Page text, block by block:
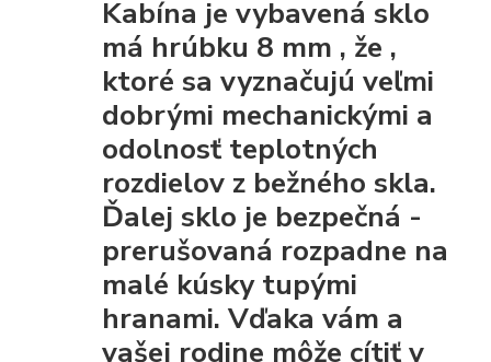
Kabína je vybavenásklo
má hrúbku 8 mm , že ,
ktoré sa vyznačujú veľmi
dobrými mechanickými a
odolnosť teplotných
rozdielov z bežného skla.
Ďalej sklo je bezpečná -
prerušovaná rozpadne na
malé kúsky tupými
hranami. Vďaka vám a
vašej rodine môže cítiť v